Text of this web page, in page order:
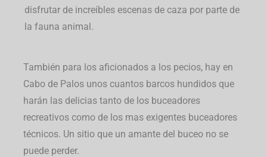
disfrutar de increíbles escenas de caza por parte de
la fauna animal.
También para los aficionados a los pecios, hay en
Cabo de Palos unos cuantos barcos hundidos que
harán las delicias tanto de los buceadores
recreativos como de los mas exigentes buceadores
técnicos. Un sitio que un amante del buceo no se
puede perder.